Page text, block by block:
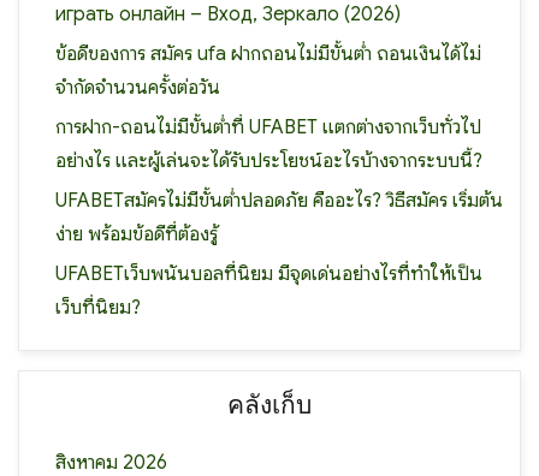
играть онлайн – Вход, Зеркало (2026)
ข้อดีของการ สมัคร ufa ฝากถอนไม่มีขั้นต่ำ ถอนเงินได้ไม่
จำกัดจำนวนครั้งต่อวัน
การฝาก-ถอนไม่มีขั้นต่ำที่ UFABET แตกต่างจากเว็บทั่วไป
อย่างไร และผู้เล่นจะได้รับประโยชน์อะไรบ้างจากระบบนี้?
UFABETสมัครไม่มีขั้นต่ำปลอดภัย คืออะไร? วิธีสมัคร เริ่มต้น
ง่าย พร้อมข้อดีที่ต้องรู้
UFABETเว็บพนันบอลที่นิยม มีจุดเด่นอย่างไรที่ทำให้เป็น
เว็บที่นิยม?
คลังเก็บ
สิงหาคม 2026